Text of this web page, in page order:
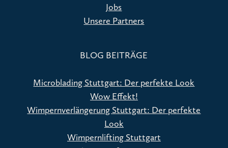
Jobs
Unsere Partners
BLOG BEITRÄGE
Microblading Stuttgart: Der perfekte Look
Wow Effekt!
Wimpernverlängerung Stuttgart: Der perfekte
Look
Wimpernlifting Stuttgart